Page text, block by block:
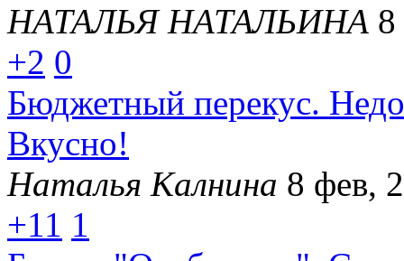
НАТАЛЬЯ НАТАЛЬИНА
+2 0
Бюджетный перекус.
Вкусно!
Наталья Калнина 8 фев,
+11 1